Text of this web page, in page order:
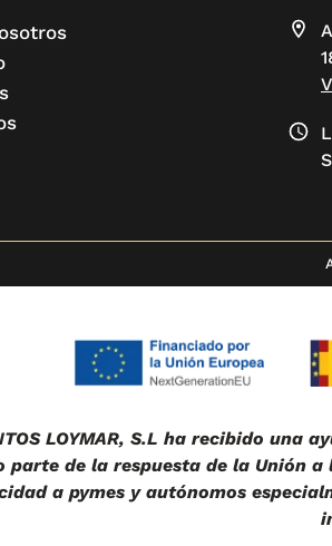
LOYMAR, S.L ha recibido una
parte de la respuesta de la Unión a
a pymes y autónomos